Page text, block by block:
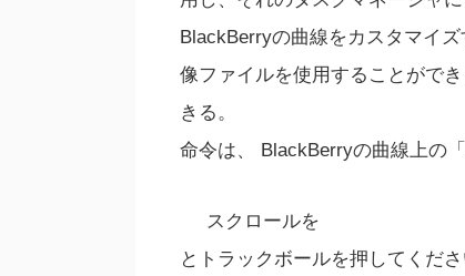
BlackBerryの曲線をカスタマイ
像ファイルを使用することがで
きる。
命令は、 BlackBerryの曲線上の
スクロールを
とトラックボールを押してくださ